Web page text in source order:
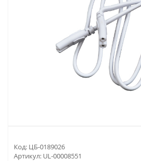
Код: ЦБ-0189026
Артикул: UL-00008551